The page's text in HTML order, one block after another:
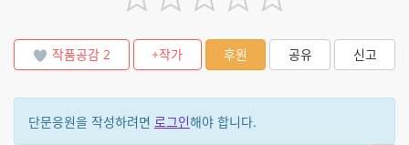
작품공감 2 +작가 후원 공유 신고
단문응원을 작성하려면 로그인해야 합니다.